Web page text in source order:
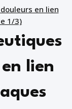
en lien
1/3)
lien